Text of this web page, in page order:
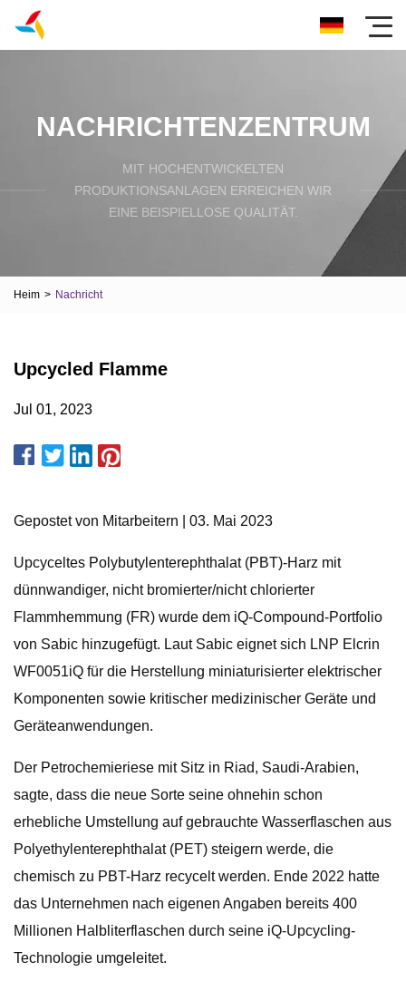
NACHRICHTENZENTRUM
MIT HOCHENTWICKELTEN
PRODUKTIONSANLAGEN ERREICHEN WIR
EINE BEISPIELLOSE QUALITÄT.
Heim > Nachricht
Upcycled Flamme
Jul 01, 2023
Gepostet von Mitarbeitern | 03. Mai 2023
Upcyceltes Polybutylenterephthalat (PBT)-Harz mit
dünnwandiger, nicht bromierter/nicht chlorierter
Flammhemmung (FR) wurde dem iQ-Compound-Portfolio
von Sabic hinzugefügt. Laut Sabic eignet sich LNP Elcrin
WF0051iQ für die Herstellung miniaturisierter elektrischer
Komponenten sowie kritischer medizinischer Geräte und
Geräteanwendungen.
Der Petrochemieriese mit Sitz in Riad, Saudi-Arabien,
sagte, dass die neue Sorte seine ohnehin schon
erhebliche Umstellung auf gebrauchte Wasserflaschen aus
Polyethylenterephthalat (PET) steigern werde, die
chemisch zu PBT-Harz recycelt werden. Ende 2022 hatte
das Unternehmen nach eigenen Angaben bereits 400
Millionen Halbliterflaschen durch seine iQ-Upcycling-
Technologie umgeleitet.